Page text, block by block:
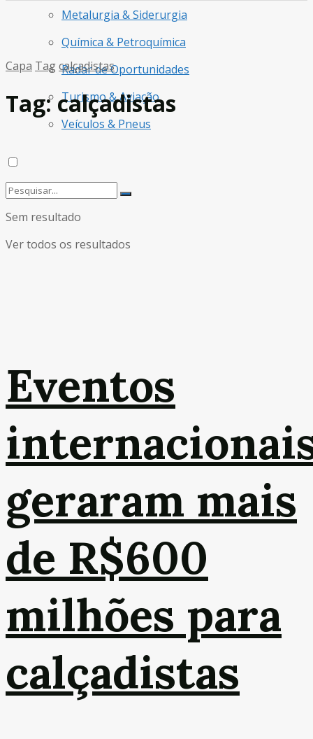
Metalurgia & Siderurgia
Química & Petroquímica
Radar de Oportunidades
Turismo & Aviação
Veículos & Pneus
Sem resultado
Ver todos os resultados
Capa Tagcalçadistas
Tag:calçadistas
Eventos
geraram mais
de R$600
milhões para
calçadistas